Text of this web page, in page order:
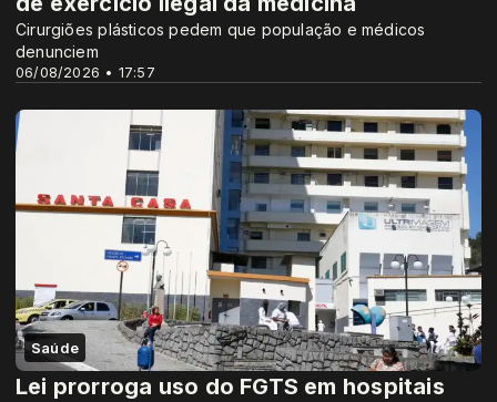
06/08/2026 • 17:57
Cirurgiões plásticos pedem que população e médicos
denunciem
Saúde
Lei prorroga uso do FGTS em hospitais